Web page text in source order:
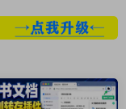
Edge、Firefox、
乱无章的。你可以